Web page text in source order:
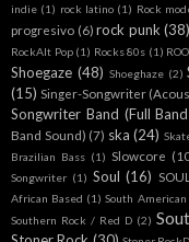
indie (1) rock latino (1) Rock
progresivo (6) rock punk (38)
RockAlt Pop (1) Rocks 80s (1)
Shoegaze (48) Shoeghaze (2)
(15) Singer-Songwriter
Songwriter Band (Full
Band Sound) (7) ska (24)
Brazilian Bass (1) Slowcore
Songwriter (1) Soul (16)
African Based (1) South American
Southern Rock / Red D (2)